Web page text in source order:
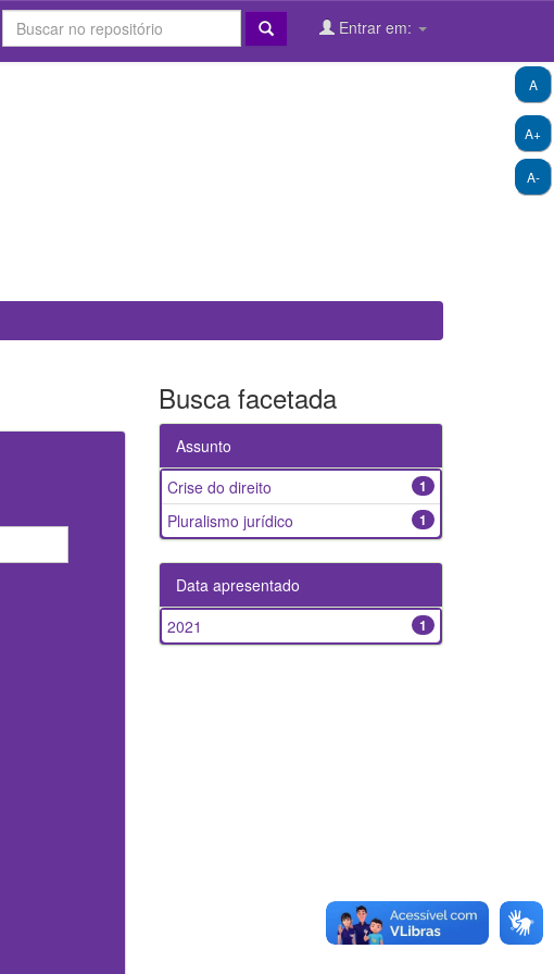
Entrar em:
A+
A-
A
Busca facetada
Assunto
1
Crise do direito
1
Pluralismo jurídico
Data apresentado
1
2021